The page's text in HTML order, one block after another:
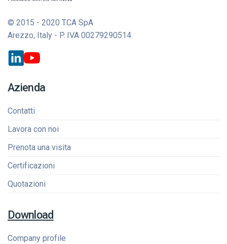
© 2015 - 2020 TCA SpA
Arezzo, Italy - P. IVA 00279290514
Azienda
Contatti
Lavora con noi
Prenota una visita
Certificazioni
Quotazioni
Download
Company profile